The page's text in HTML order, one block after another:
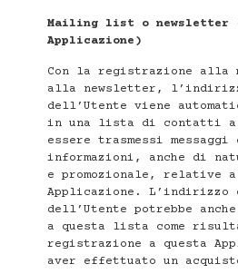
Mailing list o newsletter
Applicazione)
Con la registrazione
alla newsletter,
dell’Utente viene
in una lista di contatti a
essere trasmessi
informazioni, anche di
e promozionale, relative a
Applicazione. L’indirizzo
dell’Utente potrebbe
a questa lista come
registrazione a questa
aver effettuato un